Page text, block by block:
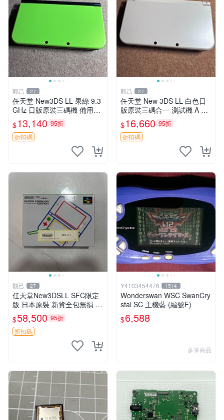
觀己 27
任天堂 New3DS LL 果綠 9.3
GHz 日版原裝三碼機 備用電
池 網路版 避免爭議 屏老色變
新大三果綠 9399 日版三碼合
一 屏老化 發黃
$13,140 95折
折扣碼
觀己 27
任天堂 New 3DS LL 白色日
版原裝三碼合一 測試機 A 階
屏 黑晶邊框 新大三 5811 整
體外觀好 白晶屏幕 老化發黃
晶邊痕跡 黑晶inté
$16,660 95折
折扣碼
觀己 27
任天堂New3DSLL SFC限定
版 日本原裝 新貨全包無損 現
代遊戲典藏 威豹直營 售後保
固 電子新品收藏推薦 全新SF
C限定款 新3DSLL 電子產
$58,500 95折
折扣碼
Y4103454476 1514
Wonderswan WSC SwanCry
stal SC 主機藍 (編號F)
$6,588
多筆商品